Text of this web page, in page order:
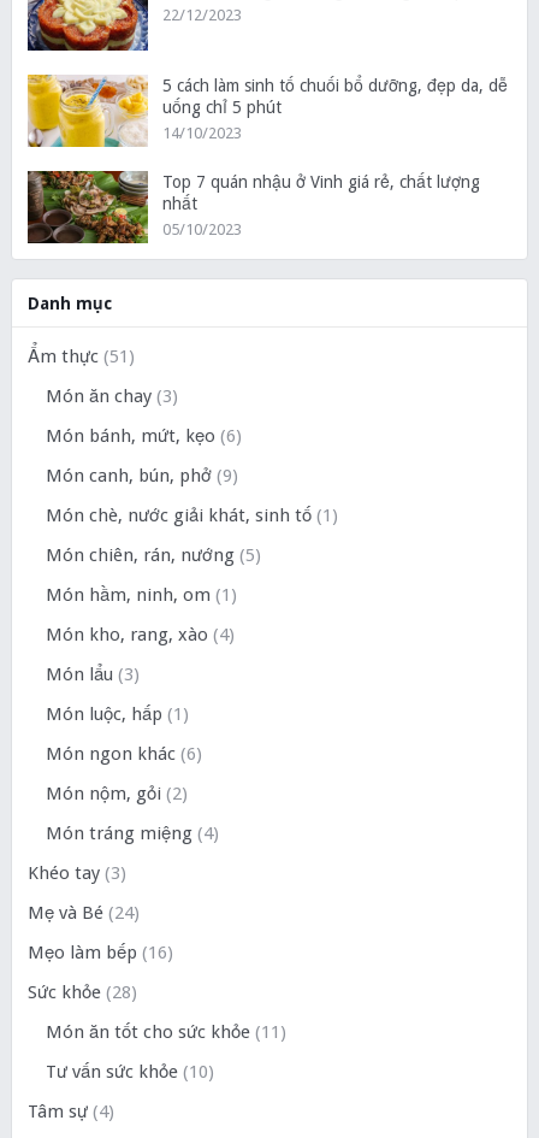
22/12/2023
5 cách làm sinh tố chuối bổ dưỡng, đẹp da, dễ
uống chỉ 5 phút
14/10/2023
Top 7 quán nhậu ở Vinh giá rẻ, chất lượng
nhất
05/10/2023
Danh mục
Ẩm thực(51)
Món ăn chay(3)
Món bánh, mứt, kẹo (6)
Món canh, bún, phở(9)
Món chè, nước giải khát, sinh tố(1)
Món chiên, rán, nướng(5)
Món hầm, ninh, om (1)
Món kho, rang, xào (4)
Món lẩu (3)
Món luộc, hấp (1)
Món ngon khác(6)
Món nộm, gỏi(2)
Món tráng miệng(4)
Khéo tay(3)
Mẹ và Bé(24)
Mẹo làm bếp (16)
Sức khỏe(28)
Món ăn tốt cho sức khỏe(11)
Tư vấn sức khỏe(10)
Tâm sự(4)